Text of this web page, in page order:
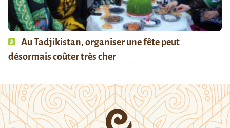
Au Tadjikistan, organiser une fête peut
désormais coûter très cher